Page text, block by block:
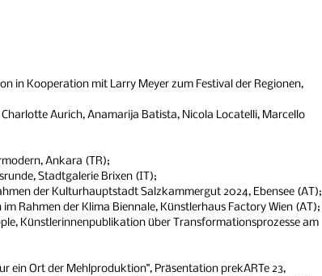
in Kooperation mit Larry Meyer zum Festival der Regionen,
Aurich, Anamarija Batista, Nicola Locatelli, Marcello
Ankara (TR);
Stadtgalerie Brixen (IT);
der Kulturhauptstadt Salzkammergut 2024, Ebensee (AT);
Rahmen der Klima Biennale, Künstlerhaus Factory Wien (AT);
Künstlerinnenpublikation über Transformationsprozesse am
ein Ort der Mehlproduktion", Präsentation prekARTe 23,